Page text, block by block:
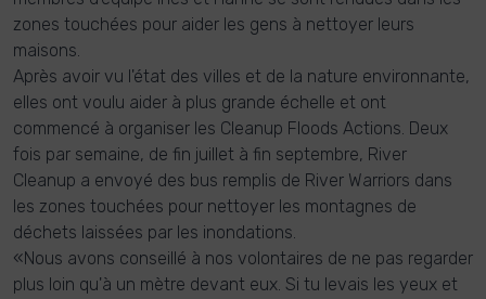
zones touchées pour aider les gens à nettoyer leurs
maisons.
Après avoir vu l'état des villes et de la nature environnante,
elles ont voulu aider à plus grande échelle et ont
commencé à organiser les Cleanup Floods Actions. Deux
fois par semaine, de fin juillet à fin septembre, River
Cleanup a envoyé des bus remplis de River Warriors dans
les zones touchées pour nettoyer les montagnes de
déchets laissées par les inondations.
«Nous avons conseillé à nos volontaires de ne pas regarder
plus loin qu'à un mètre devant eux. Si tu levais les yeux et